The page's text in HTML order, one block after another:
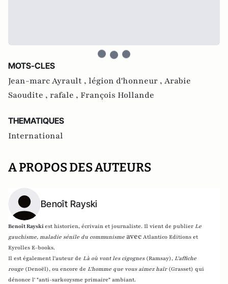
MOTS-CLES
Jean-marc Ayrault , légion d'honneur , Arabie
Saoudite , rafale , François Hollande
THEMATIQUES
International
A PROPOS DES AUTEURS
Benoît Rayski
Benoît Rayskiest historien, écrivain et journaliste. Il vient de publier Le
gauchisme, maladie sénile du communisme avec Atlantico Editions et
Eyrolles E-books.
Il est également l'auteur de Là où vont les cigognes (Ramsay), L'affiche
rouge (Denoël), ou encore de L'homme que vous aimez haïr (Grasset) qui
dénonce l' "anti-sarkozysme primaire" ambiant.